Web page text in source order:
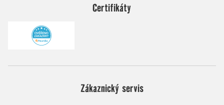
Certifikáty
Zákaznický servis